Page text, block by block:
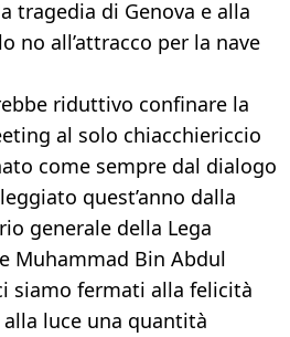
tragedia di Genova e alla
no all’attracco per la nave
riduttivo confinare la
al solo chiacchiericcio
come sempre dal dialogo
quest’anno dalla
generale della Lega
Muhammad Bin Abdul
siamo fermati alla felicità
luce una quantità